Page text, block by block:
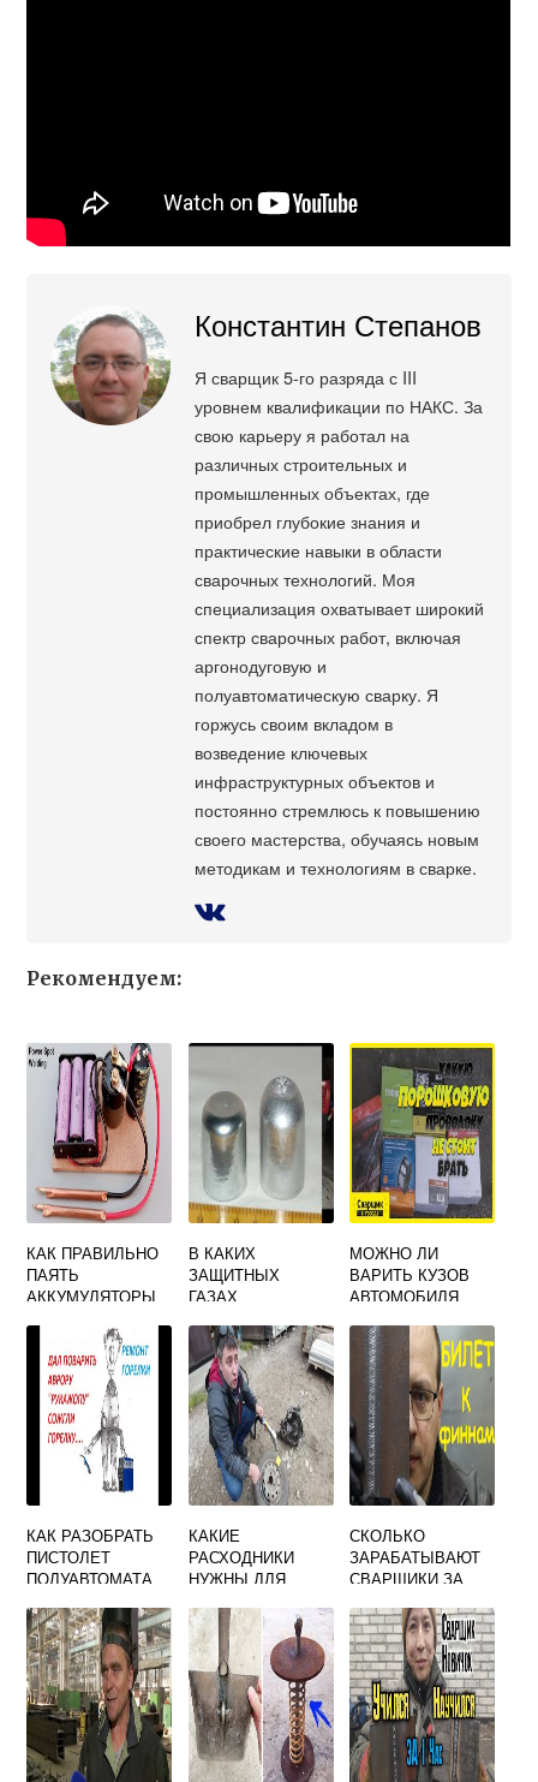
Константин Степанов
Я сварщик 5-го разряда с III
уровнем квалификации по НАКС. За
свою карьеру я работал на
различных строительных и
промышленных объектах, где
приобрел глубокие знания и
практические навыки в области
сварочных технологий. Моя
специализация охватывает широкий
спектр сварочных работ, включая
аргонодуговую и
полуавтоматическую сварку. Я
горжусь своим вкладом в
возведение ключевых
инфраструктурных объектов и
постоянно стремлюсь к повышению
своего мастерства, обучаясь новым
методикам и технологиям в сварке.
Рекомендуем:
КАК ПРАВИЛЬНО
ПАЯТЬ
АККУМУЛЯТОРЫ
В КАКИХ
ЗАЩИТНЫХ
ГАЗАХ
МЕХАНИЗИРОВАН
НАЯ СВАРКА
АЛЮМИНИЯ И ЕГО
СПЛАВОВ
МОЖНО ЛИ
ВАРИТЬ КУЗОВ
АВТОМОБИЛЯ
ПРОВОЛОКОЙ
КАК РАЗОБРАТЬ
ПИСТОЛЕТ
ПОЛУАВТОМАТА
КАКИЕ
РАСХОДНИКИ
НУЖНЫ ДЛЯ
СВАРКИ
СКОЛЬКО
ЗАРАБАТЫВАЮТ
СВАРЩИКИ ЗА